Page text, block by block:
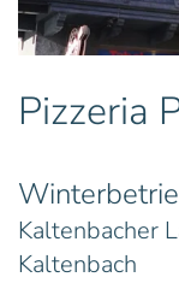
Pizzeria
Kaltenbacher
Kaltenbach